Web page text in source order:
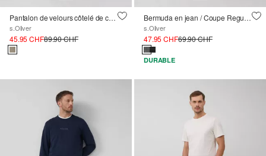
Pantalon de velours côtelé de coupe régulière en coton extensible
s.Oliver
45.95 CHF89.90 CHF
Bermuda en jean / Coupe Regular Fit / Taille mi-haute / Straight Leg
s.Oliver
47.95 CHF69.90 CHF
DURABLE